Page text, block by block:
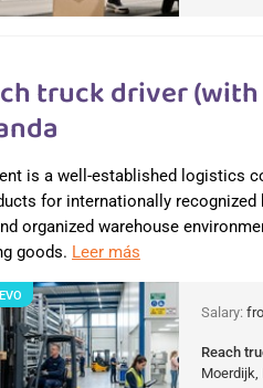
truck driver
is a well-established logistics
for internationally recognized
organized warehouse
goods. Leer más
Salary:
Reach
Moerdijk,